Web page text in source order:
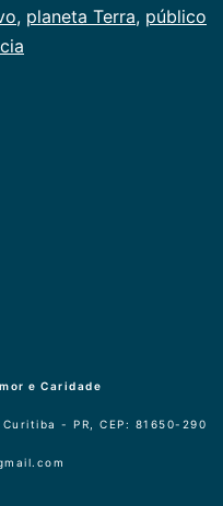
, planeta Terra, público
e Caridade
- PR, CEP: 81650-290